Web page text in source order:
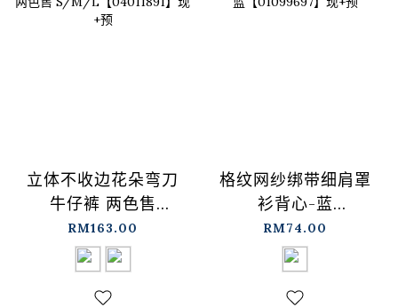
立体不收边花朵弯刀
牛仔裤 两色售
S/M/L【04011891】
现+预
RM163.00
格纹网纱绑带细肩罩
衫背心-蓝
【01099697】现+预
RM74.00